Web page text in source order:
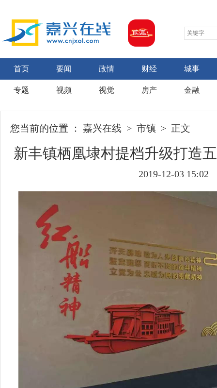
首页 要闻 政情 财经 城事
专题 视频 视觉 房产 金融
您当前的位置 ： 嘉兴在线 > 市镇 > 正文
新丰镇栖凰埭村提档升级打造
2019-12-03 15:02